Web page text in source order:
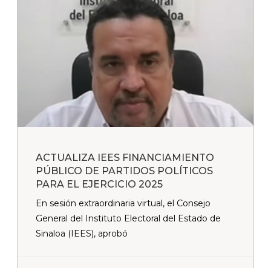
ACTUALIZA IEES FINANCIAMIENTO
PÚBLICO DE PARTIDOS POLÍTICOS
PARA EL EJERCICIO 2025
En sesión extraordinaria virtual, el Consejo
General del Instituto Electoral del Estado de
Sinaloa (IEES), aprobó